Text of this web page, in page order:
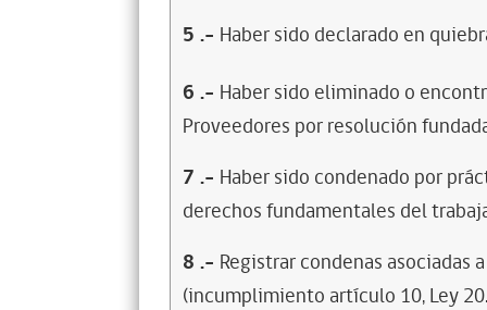
5 .- Haber sido declarado en
6 .- Haber sido eliminado o
Proveedores por resolución
7 .- Haber sido condenado por
derechos fundamentales del
8 .- Registrar condenas asociadas
(incumplimiento artículo 10, Ley